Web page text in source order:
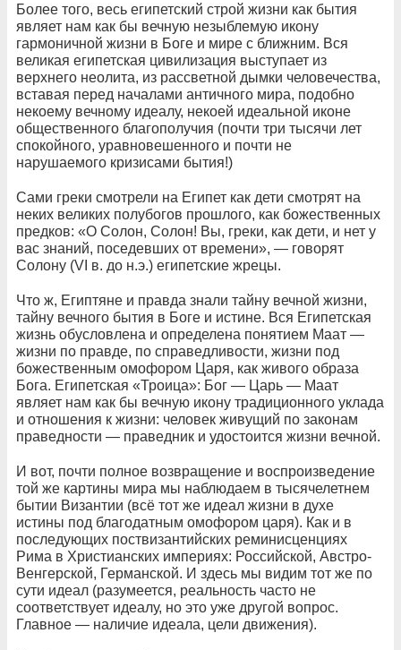
Более того, весь египетский строй жизни как бытия
являет нам как бы вечную незыблемую икону
гармоничной жизни в Боге и мире с ближним. Вся
великая египетская цивилизация выступает из
верхнего неолита, из рассветной дымки человечества,
вставая перед началами античного мира, подобно
некоему вечному идеалу, некоей идеальной иконе
общественного благополучия (почти три тысячи лет
спокойного, уравновешенного и почти не
нарушаемого кризисами бытия!)
Сами греки смотрели на Египет как дети смотрят на
неких великих полубогов прошлого, как божественных
предков: «О Солон, Солон! Вы, греки, как дети, и нет у
вас знаний, поседевших от времени», — говорят
Солону (VI в. до н.э.) египетские жрецы.
Что ж, Египтяне и правда знали тайну вечной жизни,
тайну вечного бытия в Боге и истине. Вся Египетская
жизнь обусловлена и определена понятием Маат —
жизни по правде, по справедливости, жизни под
божественным омофором Царя, как живого образа
Бога. Египетская «Троица»: Бог — Царь — Маат
являет нам как бы вечную икону традиционного уклада
и отношения к жизни: человек живущий по законам
праведности — праведник и удостоится жизни вечной.
И вот, почти полное возвращение и воспроизведение
той же картины мира мы наблюдаем в тысячелетнем
бытии Византии (всё тот же идеал жизни в духе
истины под благодатным омофором царя). Как и в
последующих поствизантийских реминисценциях
Рима в Христианских империях: Российской, Австро-
Венгерской, Германской. И здесь мы видим тот же по
сути идеал (разумеется, реальность часто не
соответствует идеалу, но это уже другой вопрос.
Главное — наличие идеала, цели движения).